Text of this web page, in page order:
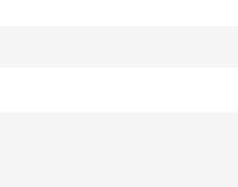
положение Эос